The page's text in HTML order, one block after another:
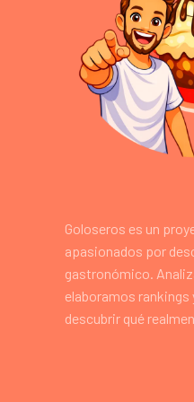
Goloseros es un
apasionados por
gastronómico.
elaboramos
descubrir qué